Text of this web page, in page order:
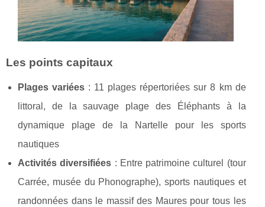
Les points capitaux
Plages variées : 11 plages répertoriées sur 8 km de
littoral, de la sauvage plage des Éléphants à la
dynamique plage de la Nartelle pour les sports
nautiques
Activités diversifiées : Entre patrimoine culturel (tour
Carrée, musée du Phonographe), sports nautiques et
randonnées dans le massif des Maures pour tous les